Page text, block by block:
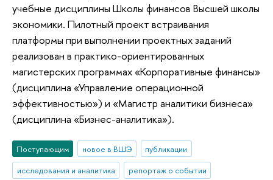
учебные дисциплины Школы финансов Высшей школы
экономики. Пилотный проект встраивания
платформы при выполнении проектных заданий
реализован в практико-ориентированных
магистерских программах «Корпоративные финансы»
(дисциплина «Управление операционной
эффективностью») и «Магистр аналитики бизнеса»
(дисциплина «Бизнес-аналитика»).
Поступающим новое в ВШЭ
публикации
исследования и аналитика
репортаж о событии